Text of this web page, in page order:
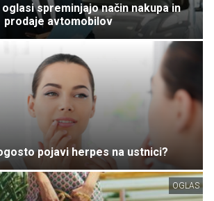
spreminjajo način nakupa in
prodaje avtomobilov
pojavi herpes na ustnici?
OGLAS